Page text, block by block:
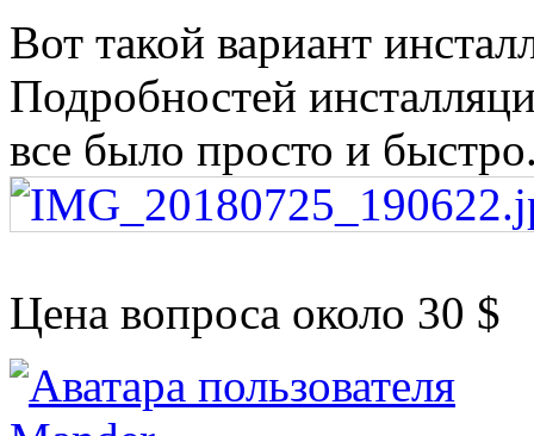
Вот такой вариант
Подробностей
все было просто и
Цена вопроса около 30 $